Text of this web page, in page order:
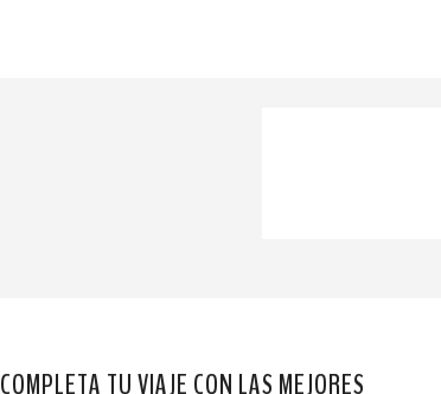
COMPLETA TU VIAJE CON LAS MEJORES